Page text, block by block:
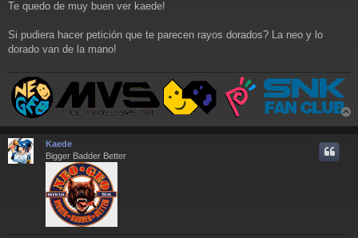
n
a
j
Te quedo de muy buen ver kaede!
Si pudiera hacer petición que te parecen rayos dorados? La neo y lo
dorado van de la mano!
r
Kaede
Bigger Badder Better